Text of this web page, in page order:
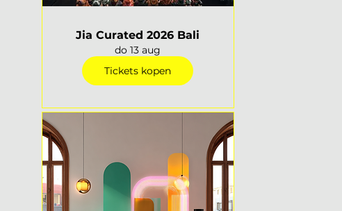
Jia Curated 2026 Bali
do 13 aug
Tickets kopen